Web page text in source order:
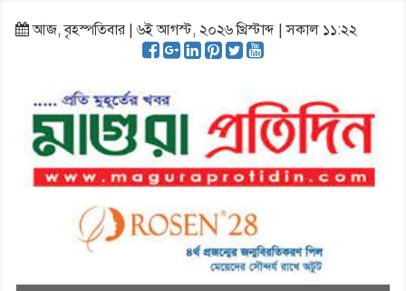
আজ, বৃহস্পতিবার | ৬ই আগস্ট, ২০২৬ খ্রিস্টাব্দ | সকাল ১১:২২